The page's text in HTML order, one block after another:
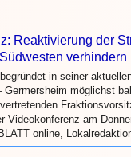
Reaktivierung der
verhindern
in seiner
möglichst
Videokonferenz am
online,